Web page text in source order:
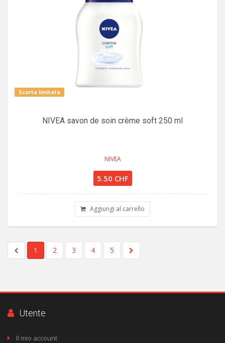
Scorta limitata
NIVEA savon de soin crème soft 250 ml
NIVEA
5.50 CHF
Aggiungi al carrello
1 2 3 4 5
Utente
Il mio account